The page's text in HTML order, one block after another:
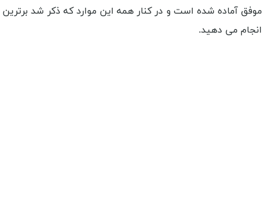
موفق آماده شده است و در کنار همه این موارد که ذکر شد برترین
انجام می دهید.